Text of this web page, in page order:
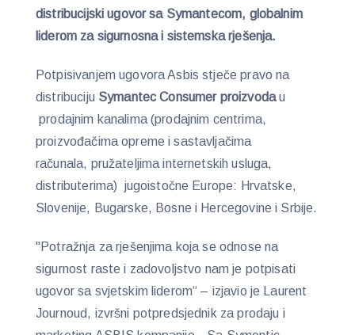
distribucijski ugovor sa Symantecom, globalnim
liderom za sigurnosna i sistemska rješenja.
Potpisivanjem ugovora Asbis stječe pravo na
distribuciju Symantec Consumer proizvodau
prodajnim kanalima (prodajnim centrima,
proizvođačima opreme i sastavljačima
računala, pružateljima internetskih usluga,
distributerima) jugoistočne Europe: Hrvatske,
Slovenije, Bugarske, Bosne i Hercegovine i Srbije.
"Potražnja za rješenjima koja se odnose na
sigurnost raste i zadovoljstvo nam je potpisati
ugovor sa svjetskim liderom“ – izjavio je Laurent
Journoud, izvršni potpredsjednik za prodaju i